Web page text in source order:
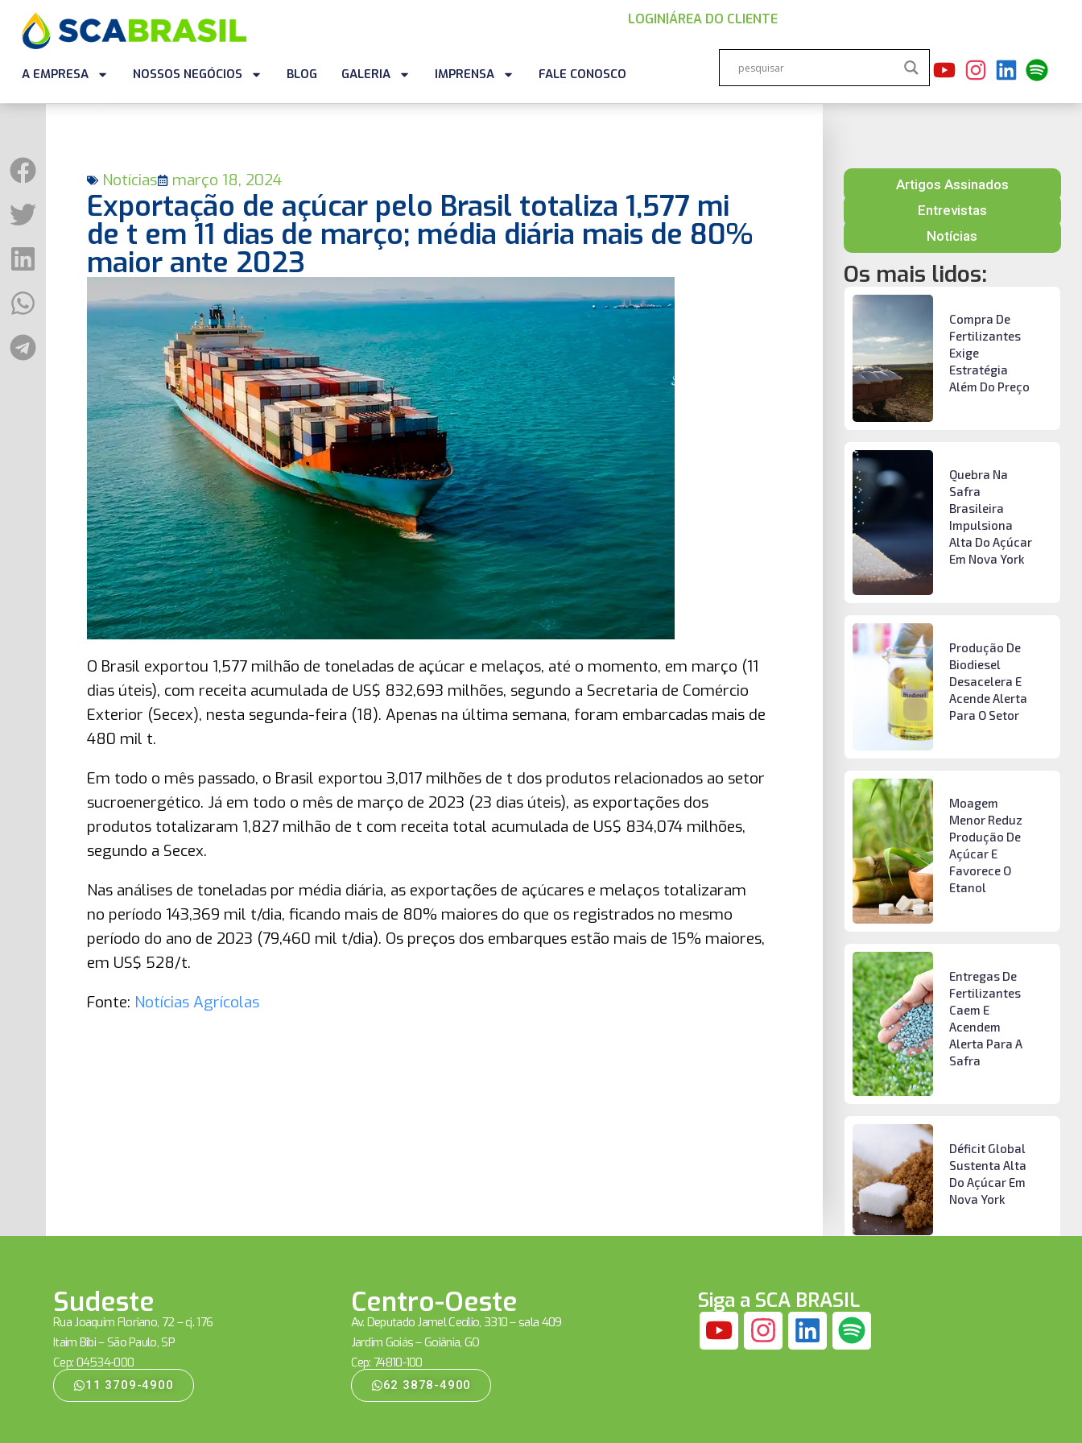
LOGIN |ÁREA DO CLIENTE
A EMPRESA NOSSOS NEGÓCIOS BLOG GALERIA IMPRENSA FALE CONOSCO
Notícias março 18, 2024
Exportação de açúcar pelo Brasil totaliza 1,577 mi
de t em 11 dias de março; média diária mais de 80%
maior ante 2023
O Brasil exportou 1,577 milhão de toneladas de açúcar e melaços, até o momento, em março (11
dias úteis), com receita acumulada de US$ 832,693 milhões, segundo a Secretaria de Comércio
Exterior (Secex), nesta segunda-feira (18). Apenas na última semana, foram embarcadas mais de
480 mil t.
Em todo o mês passado, o Brasil exportou 3,017 milhões de t dos produtos relacionados ao setor
sucroenergético. Já em todo o mês de março de 2023 (23 dias úteis), as exportações dos
produtos totalizaram 1,827 milhão de t com receita total acumulada de US$ 834,074 milhões,
segundo a Secex.
Nas análises de toneladas por média diária, as exportações de açúcares e melaços totalizaram
no período 143,369 mil t/dia, ficando mais de 80% maiores do que os registrados no mesmo
período do ano de 2023 (79,460 mil t/dia). Os preços dos embarques estão mais de 15% maiores,
em US$ 528/t.
Fonte: Notícias Agrícolas
Artigos Assinados
Entrevistas
Notícias
Os mais lidos:
Compra De
Fertilizantes
Exige
Estratégia
Além Do Preço
Quebra Na
Safra
Brasileira
Impulsiona
Alta Do Açúcar
Em Nova York
Produção De
Biodiesel
Desacelera E
Acende Alerta
Para O Setor
Moagem
Menor Reduz
Produção De
Açúcar E
Favorece O
Etanol
Entregas De
Fertilizantes
Caem E
Acendem
Alerta Para A
Safra
Déficit Global
Sustenta Alta
Do Açúcar Em
Nova York
Sudeste
Rua Joaquim Floriano, 72 – cj. 176
Itaim Bibi – São Paulo, SP
Cep: 04534-000
11 3709-4900
Centro-Oeste
Av. Deputado Jamel Cecílio, 3310 – sala 409
Jardim Goiás – Goiânia, GO
Cep: 74810-100
62 3878-4900
Siga a SCA BRASIL